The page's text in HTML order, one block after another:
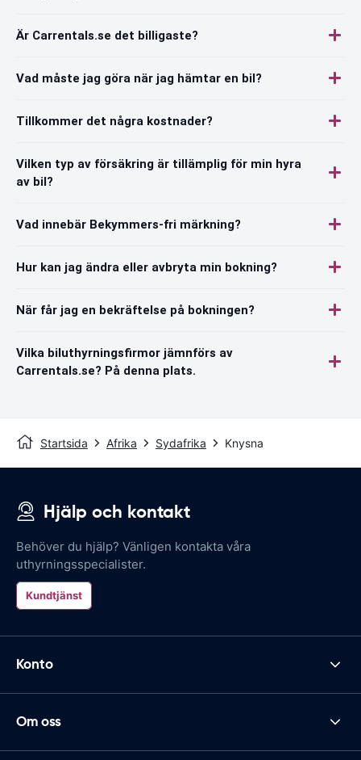
Är Carrentals.se det billigaste?
Vad måste jag göra när jag hämtar en bil?
Tillkommer det några kostnader?
Vilken typ av försäkring är tillämplig för min hyra
av bil?
Vad innebär Bekymmers-fri märkning?
Hur kan jag ändra eller avbryta min bokning?
När får jag en bekräftelse på bokningen?
Vilka biluthyrningsfirmor jämnförs av
Carrentals.se? På denna plats.
Startsida Afrika Sydafrika Knysna
Hjälp och kontakt
Behöver du hjälp? Vänligen kontakta våra
uthyrningsspecialister.
Kundtjänst
Konto
Om oss